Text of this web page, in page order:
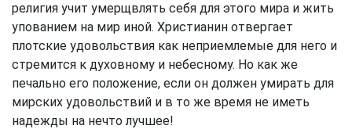
религия учит умерщвлять себя для этого мира и жить
упованием на мир иной. Христианин отвергает
плотские удовольствия как неприемлемые для него и
стремится к духовному и небесному. Но как же
печально его положение, если он должен умирать для
мирских удовольствий и в то же время не иметь
надежды на нечто лучшее!